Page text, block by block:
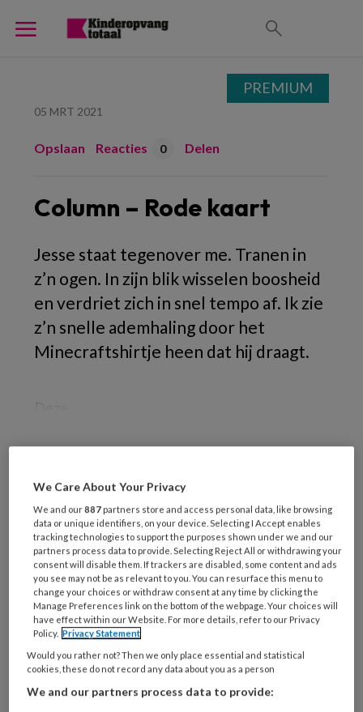
05 MRT 2021
Opslaan Reacties 0 Delen
Column – Rode kaart
Jesse staat tegenover me. Tranen in
z’n ogen. In zijn blik wisselen boosheid
en verdriet zich in snel tempo af. Ik zie
z’n snelle ademhaling door het
Minecraftshirtje heen dat hij draagt.
REGISTREREN
Wil je dit artikel lezen?
Maak gratis een account aan en lees 2
artikelen gratis per maand
Al een account of abonnement?Log dan in
Wat
PREMIUM
We Care About Your Privacy
We and our887 partners store and access personal data, like browsing
data or unique identifiers, on your device. Selecting I Accept enables
tracking technologies to support the purposes shown under we and our
partners process data to provide. Selecting Reject All or withdrawing your
consent will disable them. If trackers are disabled, some content and ads
you see may not be as relevant to you. You can resurface this menu to
change your choices or withdraw consent at any time by clicking the
Manage Preferences link on the bottom of the webpage. Your choices will
have effect within our Website. For more details, refer to our Privacy
Policy. Privacy Statement
Would you rather not? Then we only place essential and statistical
cookies, these do not record any data about you as a person
We and our partners process data to provide: